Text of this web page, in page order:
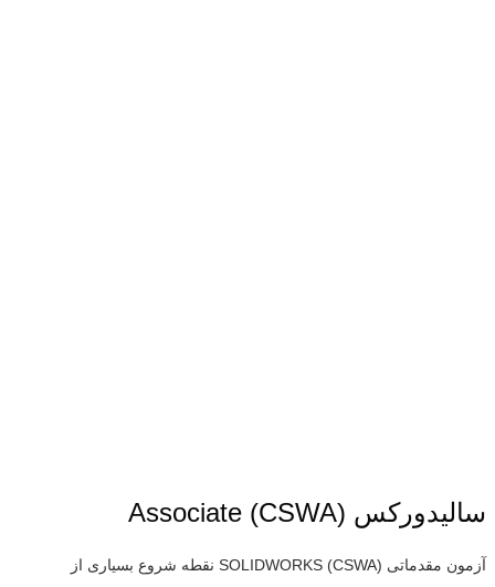
سالیدورکس Associate (CSWA)
آزمون مقدماتی SOLIDWORKS (CSWA) نقطه شروع بسیاری از